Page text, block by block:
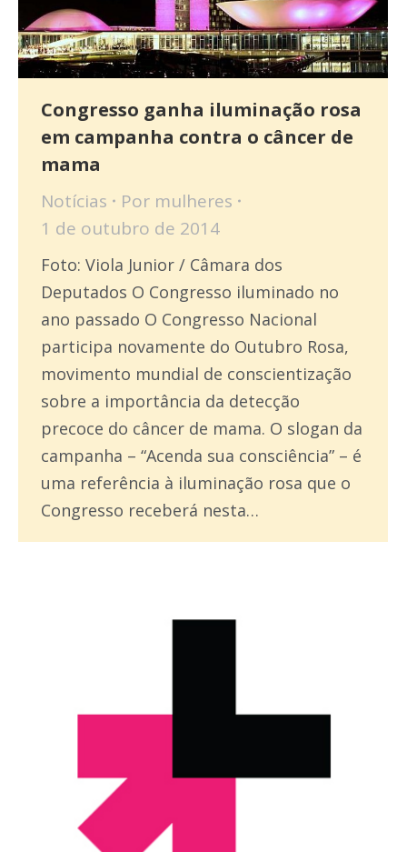
Congresso ganha iluminação rosa
em campanha contra o câncer de
mama
Notícias Por mulheres
1 de outubro de 2014
Foto: Viola Junior / Câmara dos
Deputados O Congresso iluminado no
ano passado O Congresso Nacional
participa novamente do Outubro Rosa,
movimento mundial de conscientização
sobre a importância da detecção
precoce do câncer de mama. O slogan da
campanha – “Acenda sua consciência” – é
uma referência à iluminação rosa que o
Congresso receberá nesta…